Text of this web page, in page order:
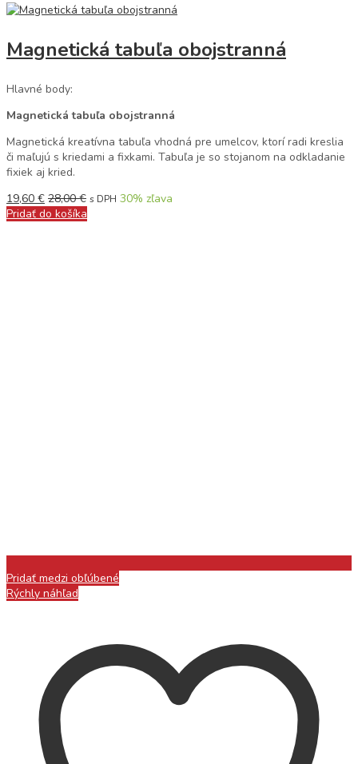
Magnetická tabuľa obojstranná
Hlavné body:
Magnetická tabuľa obojstranná
Magnetická kreatívna tabuľa vhodná pre umelcov, ktorí radi kreslia
či maľujú s kriedami a fixkami. Tabuľa je so stojanom na odkladanie
fixiek aj kried.
19,60 € 28,00€ s DPH 30% zľava
Pridať do košíka
Pridať medzi obľúbené
Rýchly náhľad